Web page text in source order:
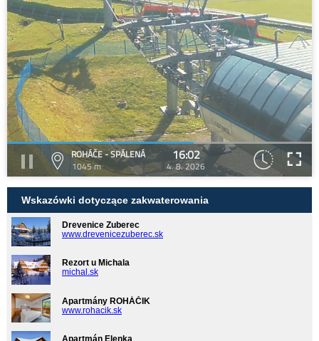
ROHÁČE - SPÁLENÁ
1045 m
16:02
4. 8. 2026
Wskazówki dotyczące zakwaterowania
Drevenice Zuberec
www.drevenicezuberec.sk
Rezort u Michala
michal.sk
Apartmány ROHÁČIK
www.rohacik.sk
Apartmán Elenka